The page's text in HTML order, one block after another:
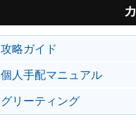
攻略ガイド
個人手配マニュアル
グリーティング